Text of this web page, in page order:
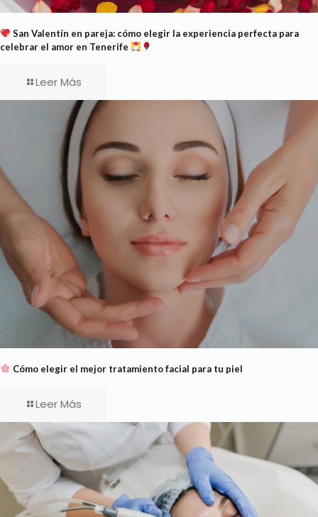
San Valentín en pareja: cómo elegir la experiencia perfecta para
celebrar el amor en Tenerife
Leer Más
Cómo elegir el mejor tratamiento facial para tu piel
Leer Más